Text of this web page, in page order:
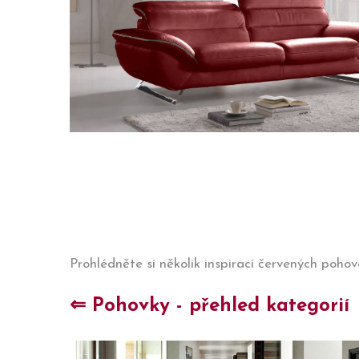
Prohlédněte si několik inspirací červených
⇐ Pohovky - přehled kategorií